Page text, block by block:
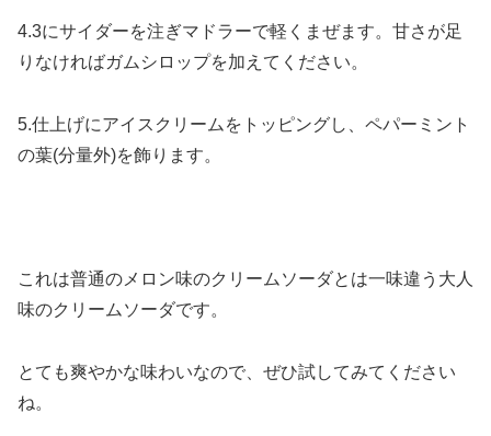
4.3にサイダーを注ぎマドラーで軽くまぜます。甘さが足
りなければガムシロップを加えてください。
5.仕上げにアイスクリームをトッピングし、ペパーミント
の葉(分量外)を飾ります。
これは普通のメロン味のクリームソーダとは一味違う大人
味のクリームソーダです。
とても爽やかな味わいなので、ぜひ試してみてください
ね。